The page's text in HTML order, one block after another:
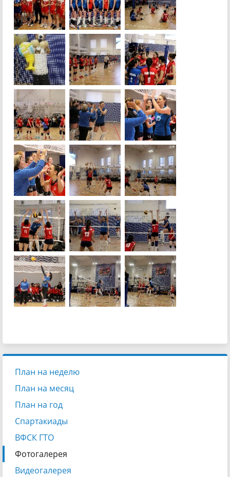
План на неделю
План на месяц
План на год
Спартакиады
ВФСК ГТО
Фотогалерея
Видеогалерея